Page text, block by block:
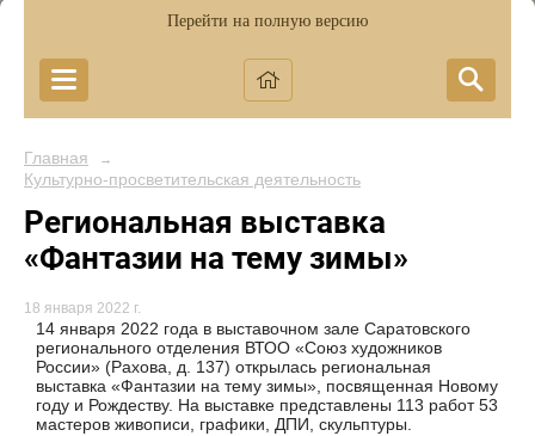
Перейти на полную версию
Главная →
Культурно-просветительская деятельность
Региональная выставка
«Фантазии на тему зимы»
18 января 2022 г.
14 января 2022 года в выставочном зале Саратовского
регионального отделения ВТОО «Союз художников
России» (Рахова, д. 137) открылась региональная
выставка «Фантазии на тему зимы», посвященная Новому
году и Рождеству. На выставке представлены 113 работ 53
мастеров живописи, графики, ДПИ, скульптуры.